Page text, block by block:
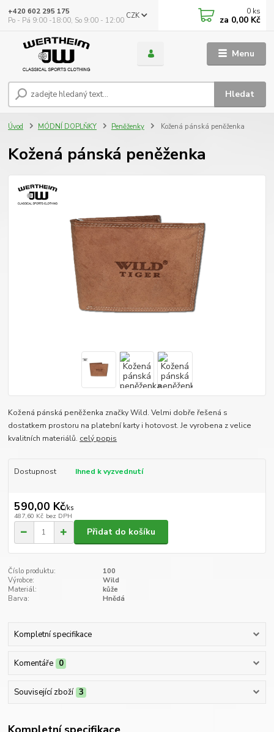
Menu
CZK
Hledat
+420 602 295 175
Po - Pá 9:00 -18:00, So 9:00 - 12:00
0 ks
za 0,00 Kč
Úvod MÓDNÍ DOPLŇKY Peněženky Kožená pánská peněženka
Kožená pánská peněženka
Kožená pánská peněženka značky Wild. Velmi dobře řešená s
dostatkem prostoru na platební karty i hotovost. Je vyrobena z velice
kvalitních materiálů. celý popis
Dostupnost Ihned k vyzvednutí
590,00 Kč/ks
487,60 Kč bez DPH
Přidat do košíku
Číslo produktu:
100
Výrobce:
Wild
Materiál:
kůže
Barva:
Hnědá
Kompletní specifikace
Komentáře 0
Související zboží 3